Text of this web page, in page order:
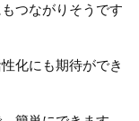
つながりそうです
化にも期待ができ